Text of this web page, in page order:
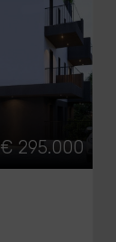
€ 295.000